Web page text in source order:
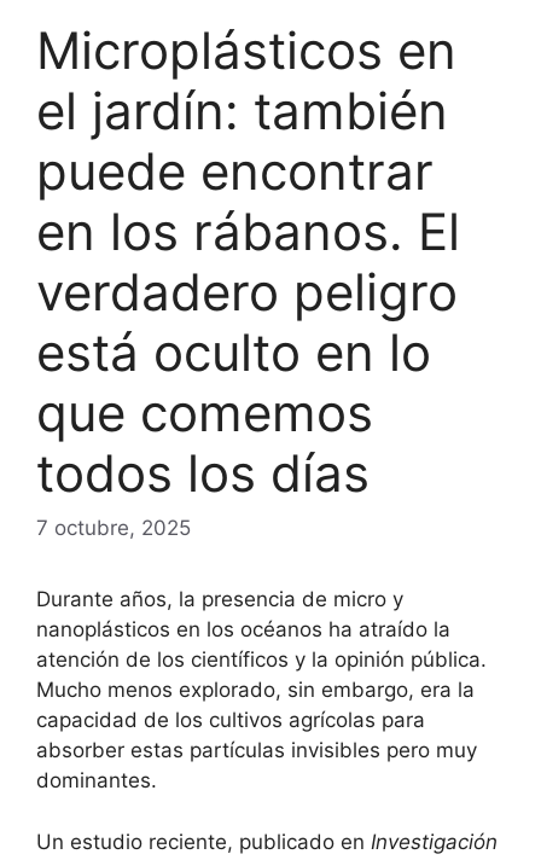
Microplásticos en
el jardín: también
puede encontrar
en los rábanos. El
verdadero peligro
está oculto en lo
que comemos
todos los días
7 octubre, 2025
Durante años, la presencia de micro y
nanoplásticos en los océanos ha atraído la
atención de los científicos y la opinión pública.
Mucho menos explorado, sin embargo, era la
capacidad de los cultivos agrícolas para
absorber estas partículas invisibles pero muy
dominantes.
Un estudio reciente, publicado en Investigación